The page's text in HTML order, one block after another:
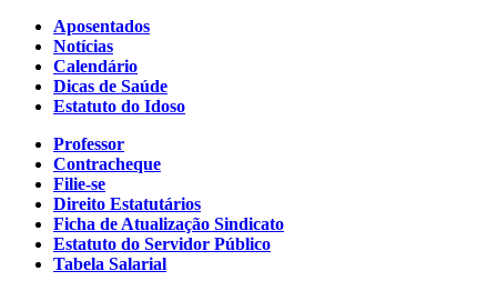
Aposentados
Notícias
Calendário
Dicas de Saúde
Estatuto do Idoso
Professor
Contracheque
Filie-se
Direito Estatutários
Ficha de Atualização Sindicato
Estatuto do Servidor Público
Tabela Salarial